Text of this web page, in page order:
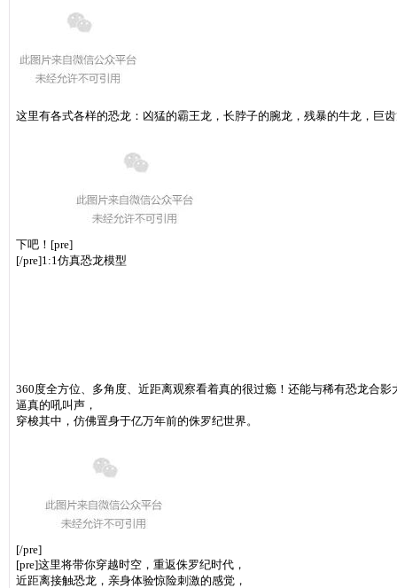
这里有各式各样的恐龙：凶猛的霸王龙，长脖子的腕龙，残暴的牛龙，巨
下吧！ [pre]
[/pre]1:1仿真恐龙模型
360度全方位、多角度、近距离观察看着真的很过瘾！ 还能与稀有恐龙合影
逼真的吼叫声，
穿梭其中，仿佛置身于亿万年前的侏罗纪世界。
[/pre]
[pre]这里将带你穿越时空，重返侏罗纪时代，
近距离接触恐龙，亲身体验惊险刺激的感觉，